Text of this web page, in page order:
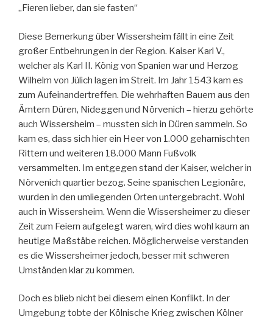
„Fieren lieber, dan sie fasten“
Diese Bemerkung über Wissersheim fällt in eine Zeit
großer Entbehrungen in der Region. Kaiser Karl V.,
welcher als Karl II. König von Spanien war und Herzog
Wilhelm von Jülich lagen im Streit. Im Jahr 1543 kam es
zum Aufeinandertreffen. Die wehrhaften Bauern aus den
Ämtern Düren, Nideggen und Nörvenich – hierzu gehörte
auch Wissersheim – mussten sich in Düren sammeln. So
kam es, dass sich hier ein Heer von 1.000 geharnischten
Rittern und weiteren 18.000 Mann Fußvolk
versammelten. Im entgegen stand der Kaiser, welcher in
Nörvenich quartier bezog. Seine spanischen Legionäre,
wurden in den umliegenden Orten untergebracht. Wohl
auch in Wissersheim. Wenn die Wissersheimer zu dieser
Zeit zum Feiern aufgelegt waren, wird dies wohl kaum an
heutige Maßstäbe reichen. Möglicherweise verstanden
es die Wissersheimer jedoch, besser mit schweren
Umständen klar zu kommen.
Doch es blieb nicht bei diesem einen Konflikt. In der
Umgebung tobte der Kölnische Krieg zwischen Kölner